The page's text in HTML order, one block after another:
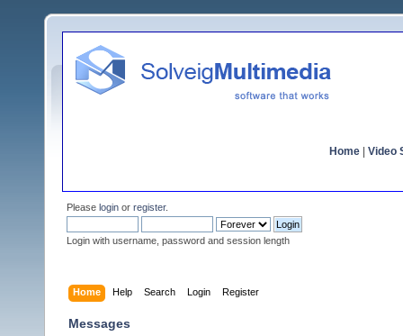
Home Video
Please login or register.
Login with username, password and session length
Home Help Search Login Register
Messages